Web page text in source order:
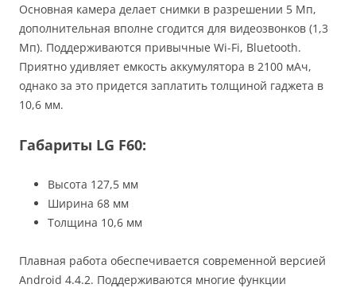
Основная камера делает снимки в разрешении 5 Мп,
дополнительная вполне сгодится для видеозвонков (1,3
Мп). Поддерживаются привычные Wi-Fi, Bluetooth.
Приятно удивляет емкость аккумулятора в 2100 мАч,
однако за это придется заплатить толщиной гаджета в
10,6 мм.
Габариты LG F60:
Высота 127,5 мм
Ширина 68 мм
Толщина 10,6 мм
Плавная работа обеспечивается современной версией
Android 4.4.2. Поддерживаются многие функции